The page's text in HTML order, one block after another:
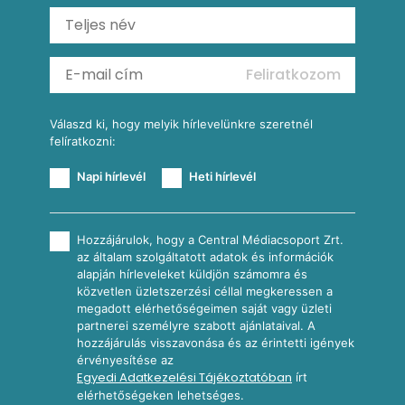
Ratatouille
Almás-kéksajtos kukoricasaláta
Köretek
Reggeli receptek
Feliratkozom
Válaszd ki, hogy melyik hírlevelünkre szeretnél
felíratkozni:
Napi hírlevél Heti hírlevél
Hozzájárulok, hogy a Central Médiacsoport Zrt.
az általam szolgáltatott adatok és információk
alapján hírleveleket küldjön számomra és
közvetlen üzletszerzési céllal megkeressen a
megadott elérhetőségeimen saját vagy üzleti
partnerei személyre szabott ajánlataival. A
hozzájárulás visszavonása és az érintetti igények
érvényesítése az
Egyedi Adatkezelési Tájékoztatóban írt
elérhetőségeken lehetséges.